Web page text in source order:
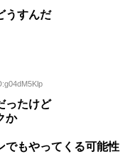
うすんだ
ったけど
か
でもやってくる可能性